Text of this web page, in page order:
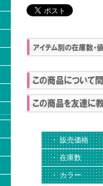
・ 販売価格
・ 在庫数
・ カラー